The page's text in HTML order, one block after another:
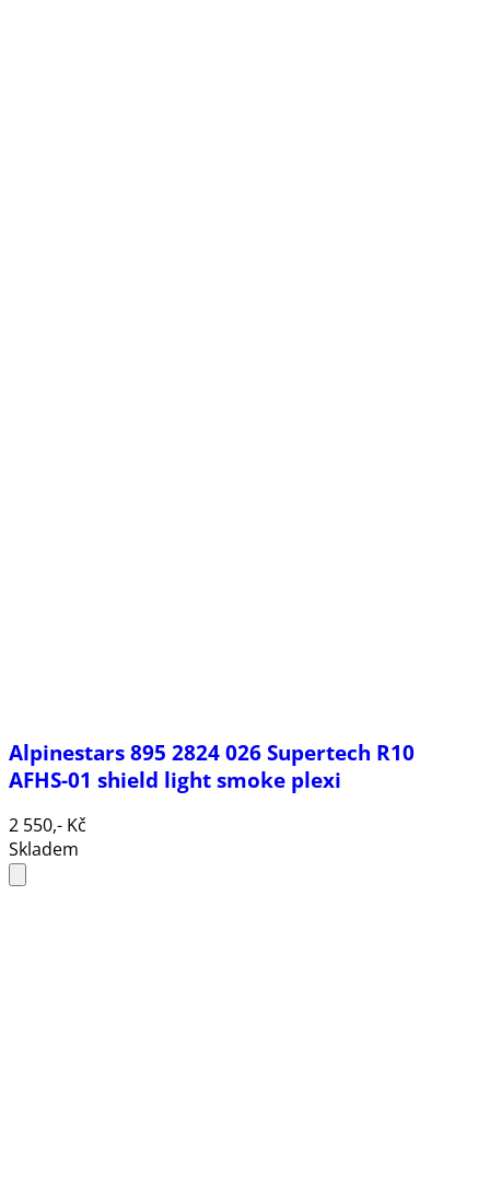
Alpinestars 895 2824 026 Supertech R10
AFHS-01 shield light smoke plexi
2 550,- Kč
Skladem